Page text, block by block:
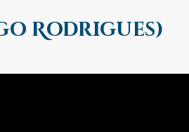
Rodrigues)